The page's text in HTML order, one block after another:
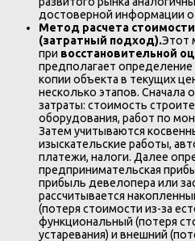
достоверной информации о
Метод расчета
(затратный подход).Этот
при восстановительной
предполагает определение
копии объекта в текущих
несколько этапов. Сначала
затраты: стоимость
оборудования, работ по
Затем учитываются
изыскательские работы,
платежи, налоги. Далее
предпринимательская
прибыль девелопера или
рассчитывается
(потеря стоимости из-за
функциональный (потеря
устаревания) и внешний